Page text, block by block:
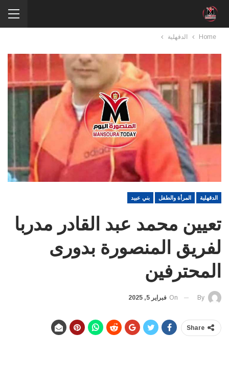
Home الدقهلية
الدقهلية المرأة والطفل بني عبيد
تعيين محمد عبد القادر مدربا
لفريق المنصورة بدورى
المحترفين
By
On فبراير 5, 2025
Share